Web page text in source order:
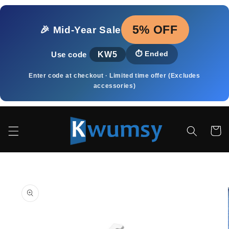
Meteen
🎉 Mid‑Year Sale
5% OFF
Use code KW5 ⏱️ Ended
Enter code at checkout · Limited time offer (Excludes
accessories)
direct naar